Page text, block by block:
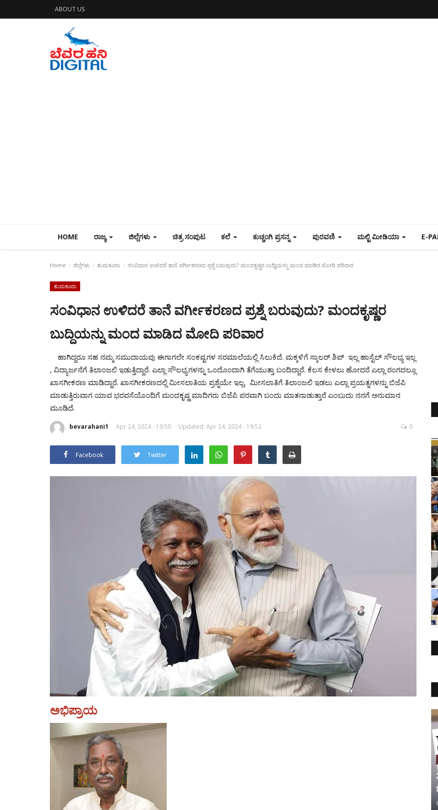
ABOUT US
HOME ರಾಜ್ಯ ಜಿಲ್ಲೆಗಳು ಚಿತ್ರ ಸಂಪುಟ ಕಲೆ ಕುಚ್ಚಂಗಿ ಪ್ರಸನ್ನ ಪುರವಣಿ ಮಲ್ಟಿ ಮೀಡಿಯಾ E-
Home ಜಿಲ್ಲೆಗಳು ತುಮಕೂರು ಸಂವಿಧಾನ ಉಳಿದರೆ ತಾನೆ ವರ್ಗೀಕರಣದ ಪ್ರಶ್ನೆ ಬರುವುದು? ಮಂದಕೃಷ್ಣರ ಬುದ್ದಿಯನ್ನು ಮಂದ ಮಾಡಿದ ಮೋದಿ ಪರಿವಾರ
ತುಮಕೂರು
ಸಂವಿಧಾನ ಉಳಿದರೆ ತಾನೆ ವರ್ಗೀಕರಣದ ಪ್ರಶ್ನೆ ಬರುವುದು? ಮಂದಕೃಷ್ಣರ
ಬುದ್ದಿಯನ್ನು ಮಂದ ಮಾಡಿದ ಮೋದಿ ಪರಿವಾರ
ಹಾಗಿದ್ದರೂ ಸಹ ನಮ್ಮ ಸಮುದಾಯವು ಈಗಾಗಲೇ ಸಂಕಷ್ಟಗಳ ಸರಮಾಲೆಯಲ್ಲಿ ಸಿಲುಕಿದೆ. ಮಕ್ಕಳಿಗೆ ಸ್ಕಾಲರ್‌ ಶಿಪ್‌ ಇಲ್ಲ ಹಾಸ್ಟೆಲ್ ಸೌಲಭ್ಯ ಇಲ್ಲ
, ವಿದ್ಯಾರ್ಜನೆಗೆ ತಿಲಾಂಜಲಿ ಇಡುತ್ತಿದ್ದಾರೆ. ಎಲ್ಲಾ ಸೌಲಭ್ಯಗಳನ್ನು ಒಂದೊಂದಾಗಿ ತೆಗೆಯುತ್ತಾ ಬಂದಿದ್ದಾರೆ. ಕೆಲಸ ಕೇಳಲು ಹೋದರೆ ಎಲ್ಲಾ ರಂಗದಲ್ಲೂ
ಖಾಸಗೀಕರಣ ಮಾಡಿದ್ದಾರೆ. ಖಾಸಗೀಕರಣದಲ್ಲಿ ಮೀಸಲಾತಿಯ ಪ್ರಶ್ನೆಯೇ ಇಲ್ಲ, ಮೀಸಲಾತಿಗೆ ತಿಲಾಂಜಲಿ ಇಡಲು ಎಲ್ಲಾ ಪ್ರಯತ್ನಗಳನ್ನು ಬಿಜೆಪಿ
ಮಾಡುತ್ತಿರುವಾಗ ಯಾವ ಭರವಸೆಯೊಂದಿಗೆ ಮಂದಕೃಷ್ಣ ಮಾದಿಗರು ಬಿಜೆಪಿ ಪರವಾಗಿ ಬಂದು ಮಾತನಾಡುತ್ತಾರೆ ಎಂಬುದು ನನಗೆ ಅನುಮಾನ
ಮೂಡಿದೆ.
bevarahani1 Apr 24, 2024 - 19:50 Updated: Apr 24, 2024 - 19:52 0
Facebook Twitter
ಅಭಿಪ್ರಾಯ